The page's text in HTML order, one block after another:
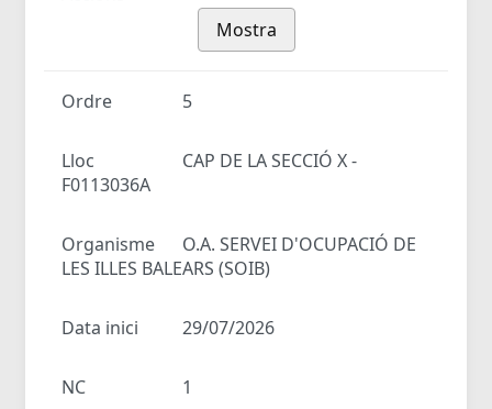
Mostra
Ordre 5
Lloc
CAP DE LA SECCIÓ X -
F0113036A
Organisme
O.A. SERVEI D'OCUPACIÓ DE
LES ILLES BALEARS (SOIB)
Data inici 29/07/2026
NC 1